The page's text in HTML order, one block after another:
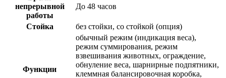
непрерывной
работы
До 48 часов
Стойка без стойки, со стойкой (опция)
Функции
обычный режим (индикация веса),
режим суммирования, режим
взвешивания животных, ограждение,
обнуление веса, шарнирные подпятники,
клеммная балансировочная коробка,